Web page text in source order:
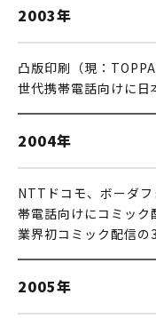
2003年
凸版印刷（現：
世代携帯電話向けに日
2004年
NTTドコモ、ボーダ
帯電話向けにコミック
業界初コミック配信の
2005年